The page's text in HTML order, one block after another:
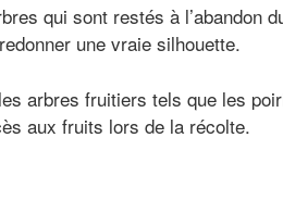
qui sont restés à l’abandon
une vraie silhouette.
arbres fruitiers tels que les
aux fruits lors de la récolte.